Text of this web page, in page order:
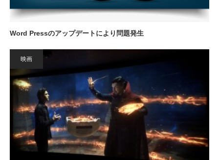
Word Pressのアップデートにより問題発生
映画